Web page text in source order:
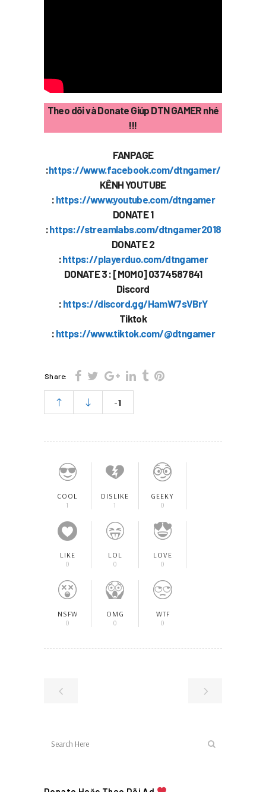
Theo dõi và Donate Giúp DTN GAMER nhé
!!!
FANPAGE
:https://www.facebook.com/dtngamer/
KÊNH YOUTUBE
: https://www.youtube.com/dtngamer
DONATE 1
:https://streamlabs.com/dtngamer2018
DONATE 2
:https://playerduo.com/dtngamer
DONATE 3 : [MOMO] 0374587841
Discord
: https://discord.gg/HamW7sVBrY
Tiktok
: https://www.tiktok.com/@dtngamer
Share:
-1
COOL
1
DISLIKE
1
GEEKY
0
LIKE
0
LOL
0
LOVE
0
NSFW
0
OMG
0
WTF
0